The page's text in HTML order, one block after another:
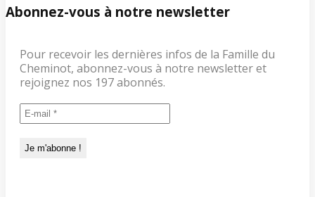
Abonnez-vous à notre newsletter
Pour recevoir les dernières infos de la Famille du
Cheminot, abonnez-vous à notre newsletter et
rejoignez nos 197 abonnés.